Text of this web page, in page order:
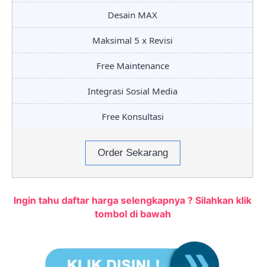
Desain MAX
Maksimal 5 x Revisi
Free Maintenance
Integrasi Sosial Media
Free Konsultasi
Order Sekarang
Ingin tahu daftar harga selengkapnya ? Silahkan klik
tombol di bawah